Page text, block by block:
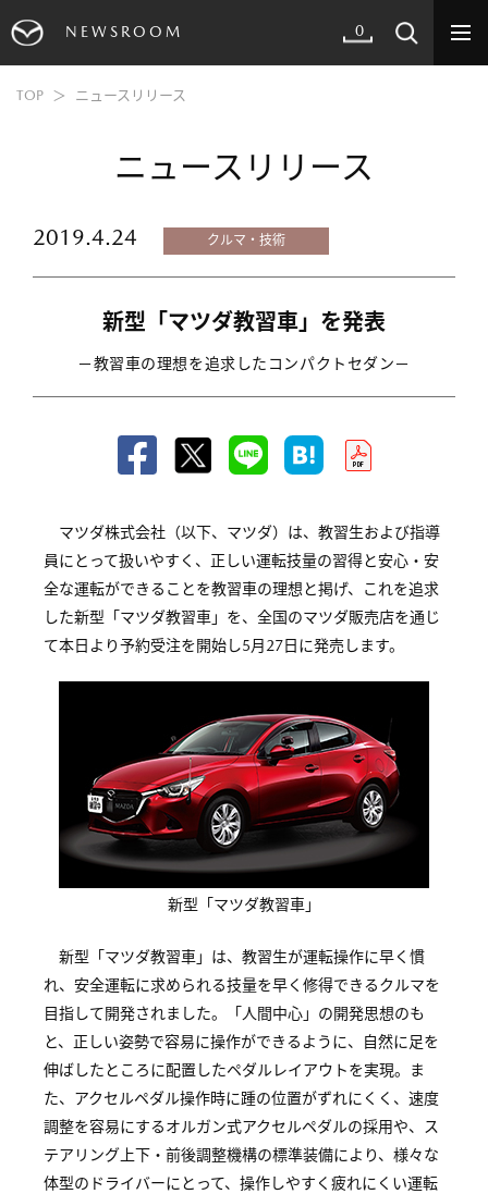
NEWSROOM 0
TOP ニュースリリース
ニュースリリース
2019.4.24 クルマ・技術
新型「マツダ教習車」を発表
－教習車の理想を追求したコンパクトセダン－
マツダ株式会社（以下、マツダ）は、教習生および指導
員にとって扱いやすく、正しい運転技量の習得と安心・安
全な運転ができることを教習車の理想と掲げ、これを追求
した新型「マツダ教習車」を、全国のマツダ販売店を通じ
て本日より予約受注を開始し5月27日に発売します。
新型「マツダ教習車」
新型「マツダ教習車」は、教習生が運転操作に早く慣
れ、安全運転に求められる技量を早く修得できるクルマを
目指して開発されました。「人間中心」の開発思想のも
と、正しい姿勢で容易に操作ができるように、自然に足を
伸ばしたところに配置したペダルレイアウトを実現。ま
た、アクセルペダル操作時に踵の位置がずれにくく、速度
調整を容易にするオルガン式アクセルペダルの採用や、ス
テアリング上下・前後調整機構の標準装備により、様々な
体型のドライバーにとって、操作しやすく疲れにくい運転